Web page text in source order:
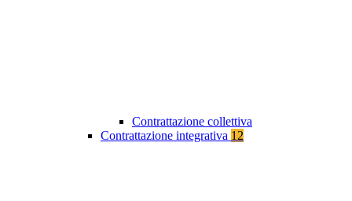
Contrattazione collettiva
Contrattazione integrativa 12